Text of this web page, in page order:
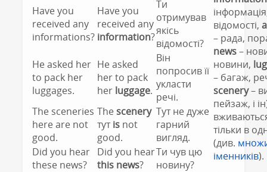
відомості,
– рада,
news–
новини,
– багаж,
scenery–
пейзаж, і
тільки в
(див.
іменників).
Have you
received any
informations?
Have you
received any
information?
Ти
отримував
якісь
відомості?
He asked her
to pack her
luggages.
He asked
her to pack
her luggage.
Він
попросив її
укласти
речі.
The sceneries
here are not
good.
The scenery
тутis not
good.
Тут не дуже
гарний
вигляд.
Did you hear
these news?
Did you hear
this news?
Ти чув цю
новину?